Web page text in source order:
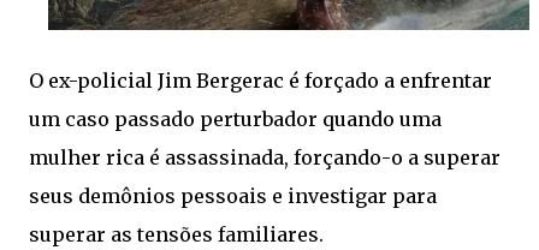
O ex-policial Jim Bergerac é forçado a enfrentar
um caso passado perturbador quando uma
mulher rica é assassinada, forçando-o a superar
seus demônios pessoais e investigar para
superar as tensões familiares.